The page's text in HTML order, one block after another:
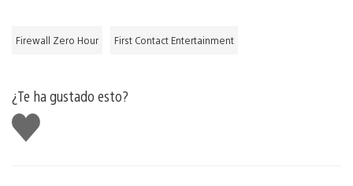
Firewall Zero Hour First Contact Entertainment
¿Te ha gustado esto?
Me
gusta